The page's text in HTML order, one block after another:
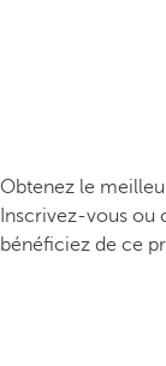
Obtenez le
Inscrivez-vous ou
bénéficiez de ce